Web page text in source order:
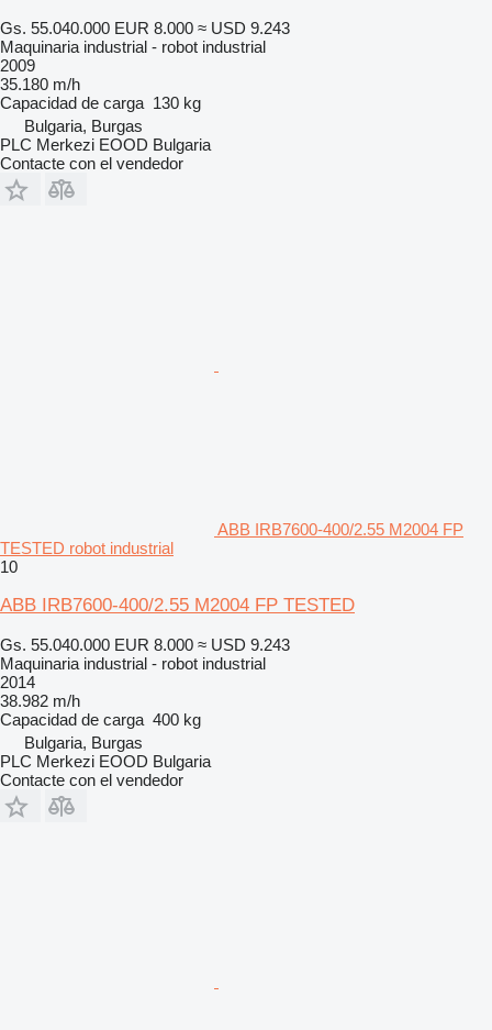
Gs. 55.040.000 EUR 8.000 ≈ USD 9.243
Maquinaria industrial - robot industrial
2009
35.180 m/h
Capacidad de carga 130 kg
Bulgaria, Burgas
PLC Merkezi EOOD Bulgaria
Contacte con el vendedor
ABB IRB7600-400/2.55 M2004 FP
TESTED robot industrial
10
ABB IRB7600-400/2.55 M2004 FP TESTED
Gs. 55.040.000 EUR 8.000 ≈ USD 9.243
Maquinaria industrial - robot industrial
2014
38.982 m/h
Capacidad de carga 400 kg
Bulgaria, Burgas
PLC Merkezi EOOD Bulgaria
Contacte con el vendedor